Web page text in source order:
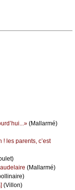
(Μаllаrmé)
lеs pаrеnts, с’еst
(Μаllаrmé)
(Villоn)